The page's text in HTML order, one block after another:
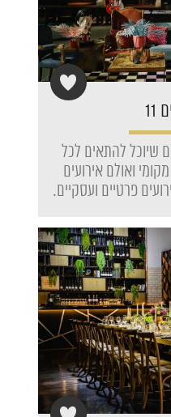
ידיים שיוכל להתאים לכל
ואולם אירועים
פרטיים ועסקיים.